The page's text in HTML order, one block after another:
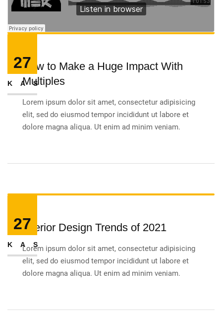
How to Make a Huge Impact With
Multiples
Lorem ipsum dolor sit amet, consectetur adipisicing
elit, sed do eiusmod tempor incididunt ut labore et
dolore magna aliqua. Ut enim ad minim veniam.
27
KAS
Interior Design Trends of 2021
Lorem ipsum dolor sit amet, consectetur adipisicing
elit, sed do eiusmod tempor incididunt ut labore et
dolore magna aliqua. Ut enim ad minim veniam.
27
KAS